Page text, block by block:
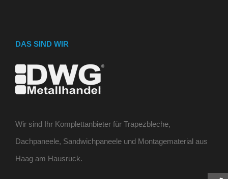
DAS SIND WIR
Wir sind Ihr Komplettanbieter für Trapezbleche,
Dachpaneele, Sandwichpaneele und Montagematerial aus
Haag am Hausruck.